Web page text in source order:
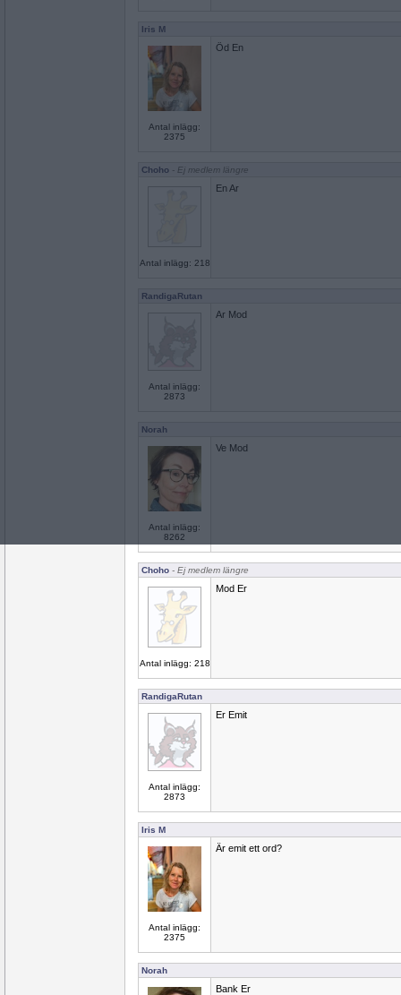
Iris M
Antal inlägg:
2375
Öd En
Choho - Ej medlem längre
Antal inlägg: 218
En Ar
RandigaRutan
Antal inlägg:
2873
Ar Mod
Norah
Antal inlägg:
8262
Ve Mod
Choho - Ej medlem längre
Antal inlägg: 218
Mod Er
RandigaRutan
Antal inlägg:
2873
Er Emit
Iris M
Antal inlägg:
2375
Är emit ett ord?
Norah
Bank Er